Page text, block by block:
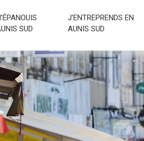
SUD
J’ENTREPRENDS EN
AUNIS SUD